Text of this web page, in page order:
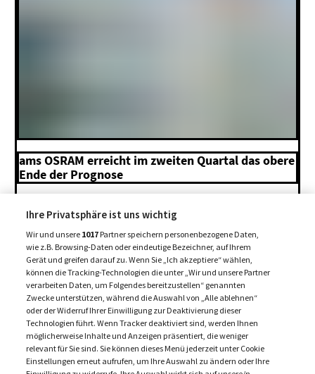
ams OSRAM erreicht im zweiten Quartal das obere
Ende der Prognose
MEHR BEITRÄGE +
Ihre Privatsphäre ist uns wichtig
Wir und unsere 1017Partner speichern personenbezogene Daten,
wie z.B. Browsing-Daten oder eindeutige Bezeichner, auf Ihrem
Gerät und greifen darauf zu. Wenn Sie „Ich akzeptiere“ wählen,
können die Tracking-Technologien die unter „Wir und unsere Partner
verarbeiten Daten, um Folgendes bereitzustellen“ genannten
Zwecke unterstützen, während die Auswahl von „Alle ablehnen“
oder der Widerruf Ihrer Einwilligung zur Deaktivierung dieser
Technologien führt. Wenn Tracker deaktiviert sind, werden Ihnen
möglicherweise Inhalte und Anzeigen präsentiert, die weniger
relevant für Sie sind. Sie können dieses Menü jederzeit unter Cookie
Einstellungen erneut aufrufen, um Ihre Auswahl zu ändern oder Ihre